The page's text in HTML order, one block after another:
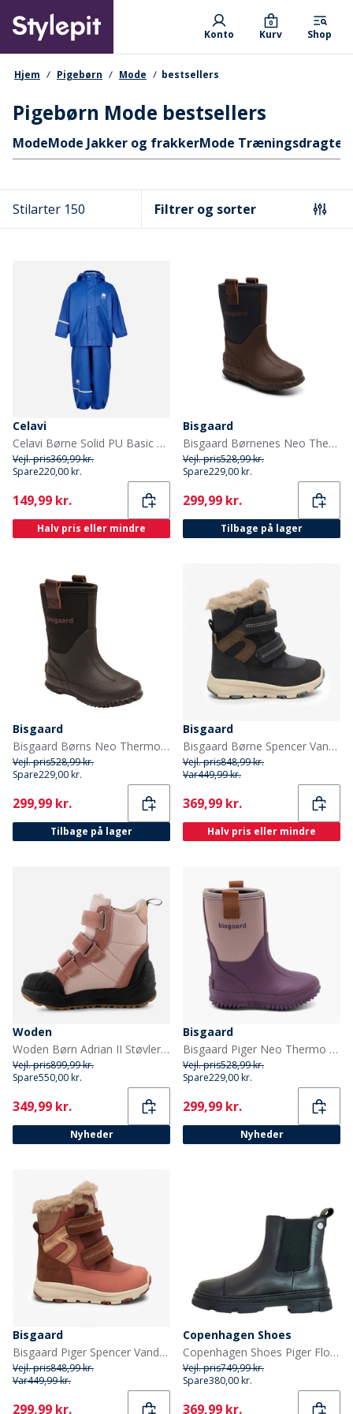
main
content
Primary departments
Konto Kurv
0
Shop
navigationssti
Hjem Pigebørn Mode bestsellers
Pigebørn Mode bestsellers
Hurtige links
ModeMode Jakker og frakkerMode
Stilarter 150 Filtrer og sorter
Celavi
Celavi Børne Solid PU Basic Regntøj Sæt Havblå Oceanblue
Vejl. pris369,99 kr.
Spare220,00 kr.
Current
149,99 kr.
Halv pris eller mindre
Bisgaard
Bisgaard Børnenes Neo Thermo Gummistøvler Blå
Vejl. pris528,99 kr.
Spare229,00 kr.
Current
299,99 kr.
Tilbage på lager
Bisgaard
Bisgaard Børns Neo Thermo Gummistøvler Sort
Vejl. pris528,99 kr.
Spare229,00 kr.
Current
299,99 kr.
Tilbage på lager
Bisgaard
Bisgaard Børne Spencer Vandtætte Tex Støvler Navy
Vejl. pris848,99 kr.
Var449,99 kr.
Current
369,99 kr.
Halv pris eller mindre
Woden
Woden Børn Adrian II Støvler 849 Ballerina
Vejl. pris899,99 kr.
Spare550,00 kr.
Current
349,99 kr.
Nyheder
Bisgaard
Bisgaard Piger Neo Thermo Støvler Plum
Vejl. pris528,99 kr.
Spare229,00 kr.
Current
299,99 kr.
Nyheder
Bisgaard
Bisgaard Piger Spencer Vandtætte Tex Støvler Rose
Vejl. pris848,99 kr.
Var449,99 kr.
Current
299,99 kr.
Copenhagen Shoes
Copenhagen Shoes Piger Flotte Støvler 0001 Sort
Vejl. pris749,99 kr.
Spare380,00 kr.
Current
369,99 kr.